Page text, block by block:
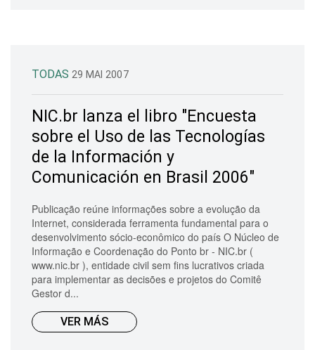
TODAS 29 MAI 2007
NIC.br lanza el libro "Encuesta
sobre el Uso de las Tecnologías
de la Información y
Comunicación en Brasil 2006"
Publicação reúne informações sobre a evolução da
Internet, considerada ferramenta fundamental para o
desenvolvimento sócio-econômico do país O Núcleo de
Informação e Coordenação do Ponto br - NIC.br (
www.nic.br ), entidade civil sem fins lucrativos criada
para implementar as decisões e projetos do Comitê
Gestor d...
VER MÁS